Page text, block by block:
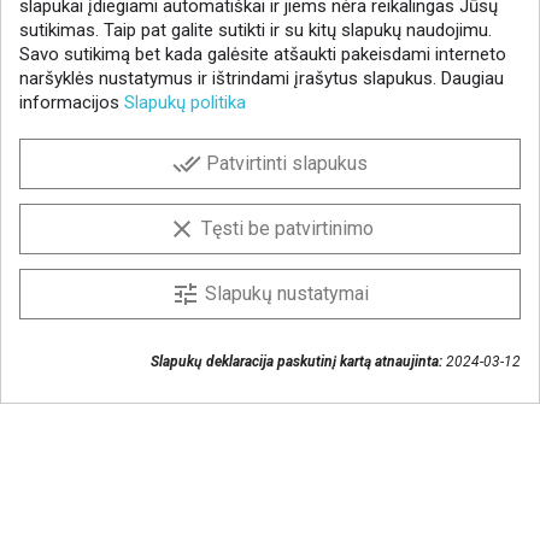
 1 2 3 … 10 
Gaukite geriausius pasiūlymus!
Prenumeruokite naujienlaiškį ir visada sužinokite
Sutinku, kad mano duomenys būtų saugomi
slapukai įdiegiami automatiškai ir jiems nėra reikalingas Jūsų
sutikimas. Taip pat galite sutikti ir su kitų slapukų naudojimu.
Savo sutikimą bet kada galėsite atšaukti pakeisdami interneto
naršyklės nustatymus ir ištrindami įrašytus slapukus. Daugiau
informacijos Slapukų politika
done_all Patvirtinti slapukus
clear Tęsti be patvirtinimo
tune Slapukų nustatymai
Slapukų deklaracija paskutinį kartą atnaujinta: 2024-03-12